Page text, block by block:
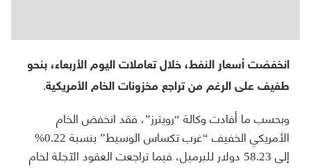
انخفضت أسعار النفط، خلال تعاملات اليوم الأربعاء، بنحو
طفيف على الرغم من تراجع مخزونات الخام الأمريكية.
وبحسب ما أفادت وكالة “رويترز”، فقد انخفض الخام
الأمريكي الخفيف “غرب تكساس الوسيط” بنسبة 0.22%
إلى 58.23 دولار للبرميل، فيما تراجعت العقود الآجلة لخام